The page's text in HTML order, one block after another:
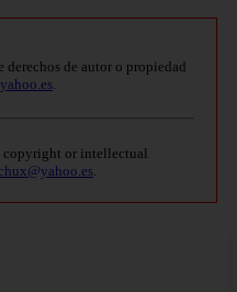
de autor o propiedad
or intellectual